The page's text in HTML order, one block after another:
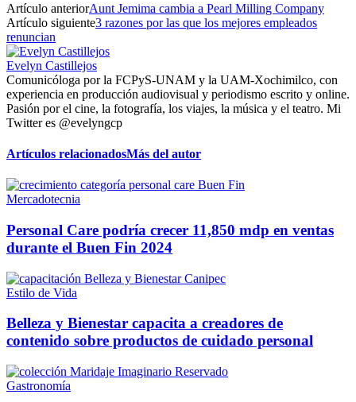
Artículo anteriorAunt Jemima cambia a Pearl Milling Company
Artículo siguiente3 razones por las que los mejores empleados
renuncian
Evelyn Castillejos
Comunicóloga por la FCPyS-UNAM y la UAM-Xochimilco, con
experiencia en producción audiovisual y periodismo escrito y online.
Pasión por el cine, la fotografía, los viajes, la música y el teatro. Mi
Twitter es @evelyngcp
Artículos relacionadosMás del autor
Mercadotecnia
Personal Care podría crecer 11,850 mdp en ventas
durante el Buen Fin 2024
Estilo de Vida
Belleza y Bienestar capacita a creadores de
contenido sobre productos de cuidado personal
Gastronomía